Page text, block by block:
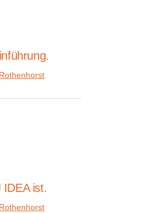
IDEA ist.